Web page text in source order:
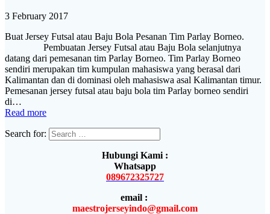
3 February 2017
Buat Jersey Futsal atau Baju Bola Pesanan Tim Parlay Borneo.
Pembuatan Jersey Futsal atau Baju Bola selanjutnya
datang dari pemesanan tim Parlay Borneo. Tim Parlay Borneo
sendiri merupakan tim kumpulan mahasiswa yang berasal dari
Kalimantan dan di dominasi oleh mahasiswa asal Kalimantan timur.
Pemesanan jersey futsal atau baju bola tim Parlay borneo sendiri
di…
Read more
Search for:
Hubungi Kami :
Whatsapp
089672325727
email :
maestrojerseyindo@gmail.com